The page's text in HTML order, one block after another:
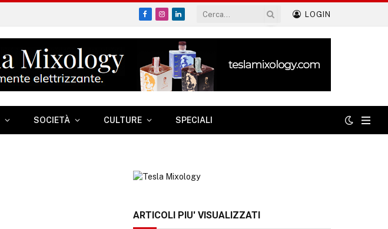
Facebook
Instagram
LinkedIn
LOGIN
SOCIETÀ CULTURE SPECIALI
ARTICOLI PIU' VISUALIZZATI